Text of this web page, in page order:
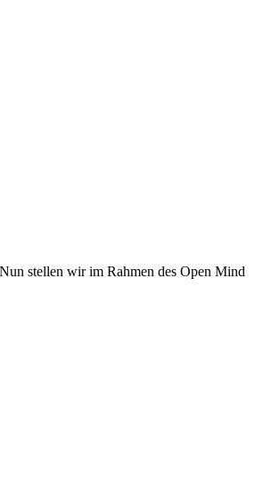
stellen wir im Rahmen des Open Mind